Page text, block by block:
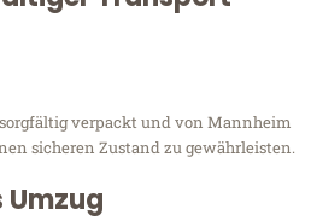
verpackt und von Mannheim
sicheren Zustand zu gewährleisten.
Umzug